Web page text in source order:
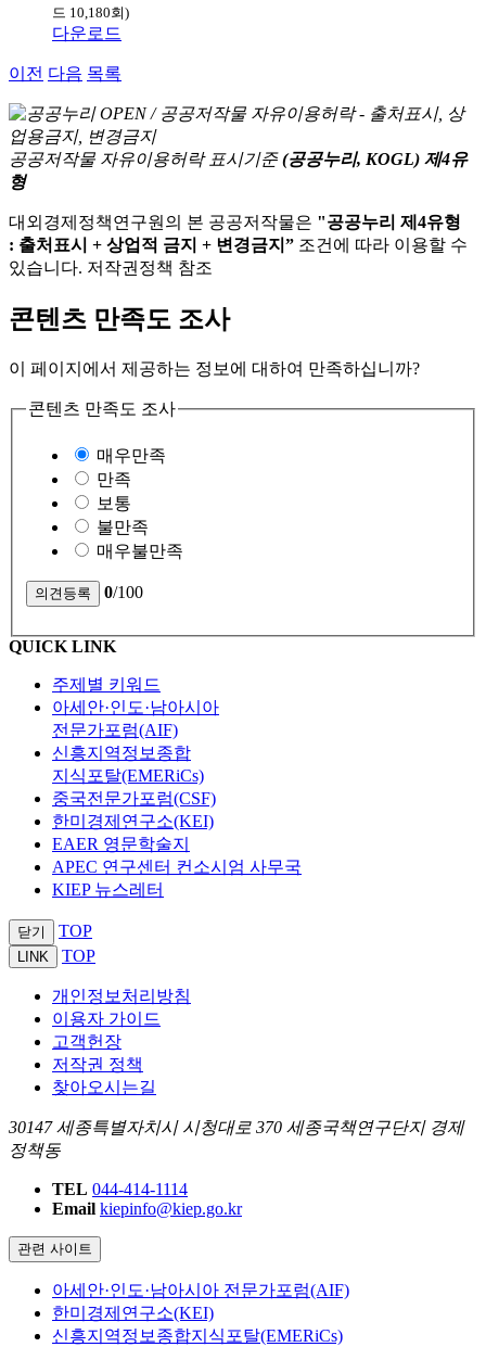
드 10,180회)
다운로드
이전 다음 목록
공공저작물 자유이용허락 표시기준 (공공누리, KOGL) 제4유
형
대외경제정책연구원의 본 공공저작물은 "공공누리 제4유형
: 출처표시 + 상업적 금지 + 변경금지” 조건에 따라 이용할 수
있습니다. 저작권정책 참조
콘텐츠 만족도 조사
이 페이지에서 제공하는 정보에 대하여 만족하십니까?
콘텐츠 만족도 조사
매우만족
만족
보통
불만족
매우불만족
0/100
QUICK LINK
주제별 키워드
아세안·인도·남아시아
전문가포럼(AIF)
신흥지역정보종합
지식포탈(EMERiCs)
중국전문가포럼(CSF)
한미경제연구소(KEI)
EAER 영문학술지
APEC 연구센터 컨소시엄 사무국
KIEP 뉴스레터
닫기 TOP
LINK TOP
개인정보처리방침
이용자 가이드
고객헌장
저작권 정책
찾아오시는길
30147 세종특별자치시 시청대로 370 세종국책연구단지 경제
정책동
TEL 044-414-1114
Email kiepinfo@kiep.go.kr
관련 사이트
아세안·인도·남아시아 전문가포럼(AIF)
한미경제연구소(KEI)
신흥지역정보종합지식포탈(EMERiCs)